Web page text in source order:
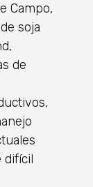
Campo,
soja
de
difícil